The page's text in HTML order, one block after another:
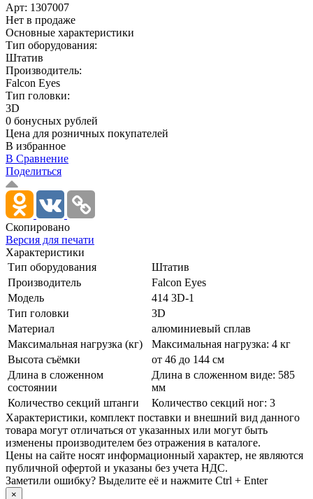
Арт: 1307007
Нет в продаже
Основные характеристики
Тип оборудования:
Штатив
Производитель:
Falcon Eyes
Тип головки:
3D
0 бонусных рублей
Цена для розничных покупателей
В избранное
В Сравнение
Поделиться
Скопировано
Версия для печати
Характеристики
Тип оборудования
Штатив
Производитель
Falcon Eyes
Модель
414 3D-1
Тип головки
3D
Материал
алюминиевый сплав
Максимальная нагрузка (кг)
Максимальная нагрузка: 4 кг
Высота съёмки
от 46 до 144 см
Длина в сложенном
состоянии
Длина в сложенном виде: 585
мм
Количество секций штанги
Количество секций ног: 3
Xарактеристики, комплект поставки и внешний вид данного
товара могут отличаться от указанных или могут быть
изменены производителем без отражения в каталоге.
Цены на сайте носят информационный характер, не являются
публичной офертой и указаны без учета НДС.
Заметили ошибку? Выделите её и нажмите Ctrl + Enter
×